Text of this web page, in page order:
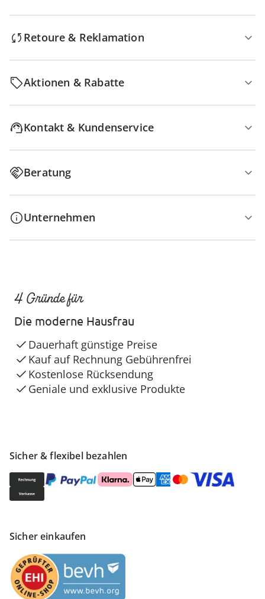
Retoure & Reklamation
Aktionen & Rabatte
Kontakt & Kundenservice
Beratung
Unternehmen
Sicher & flexibel bezahlen
Sicher einkaufen
4 Gründe für
Die moderne Hausfrau
Dauerhaft günstige Preise
Kauf auf Rechnung Gebührenfrei
Kostenlose Rücksendung
Geniale und exklusive Produkte